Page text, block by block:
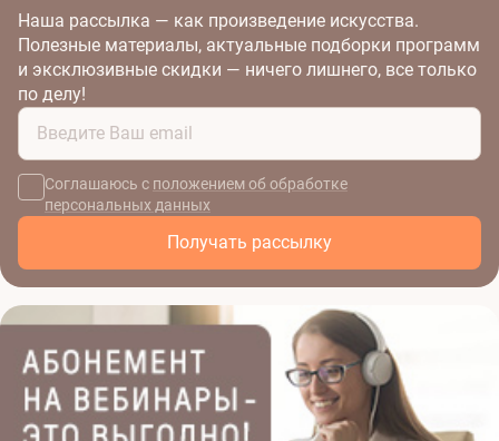
Наша рассылка — как произведение искусства.
Полезные материалы, актуальные подборки программ
и эксклюзивные скидки — ничего лишнего, все только
по делу!
Соглашаюсь с положением об обработке
персональных данных
Получать рассылку